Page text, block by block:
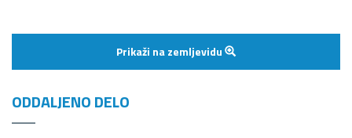
Prikaži na zemljevidu
ODDALJENO DELO